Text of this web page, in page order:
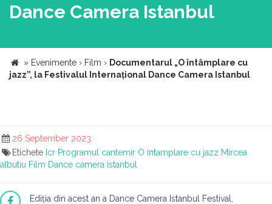
Dance Camera Istanbul
» Evenimente › Film › Documentarul „O întâmplare cu
jazz”, la Festivalul Internațional Dance Camera Istanbul
26 September 2023
Etichete Icr Programul cantemir O intamplare cu jazz Mircea
albutiu Film Dance camera istanbul
Ediția din acest an a Dance Camera Istanbul Festival,